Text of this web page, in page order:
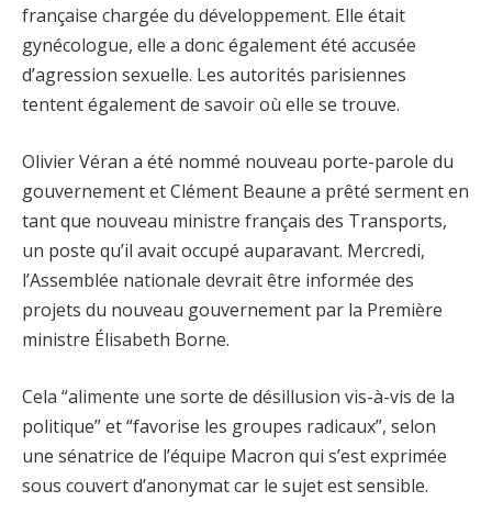
française chargée du développement. Elle était
gynécologue, elle a donc également été accusée
d’agression sexuelle. Les autorités parisiennes
tentent également de savoir où elle se trouve.
Olivier Véran a été nommé nouveau porte-parole du
gouvernement et Clément Beaune a prêté serment en
tant que nouveau ministre français des Transports,
un poste qu’il avait occupé auparavant. Mercredi,
l’Assemblée nationale devrait être informée des
projets du nouveau gouvernement par la Première
ministre Élisabeth Borne.
Cela “alimente une sorte de désillusion vis-à-vis de la
politique” et “favorise les groupes radicaux”, selon
une sénatrice de l’équipe Macron qui s’est exprimée
sous couvert d’anonymat car le sujet est sensible.